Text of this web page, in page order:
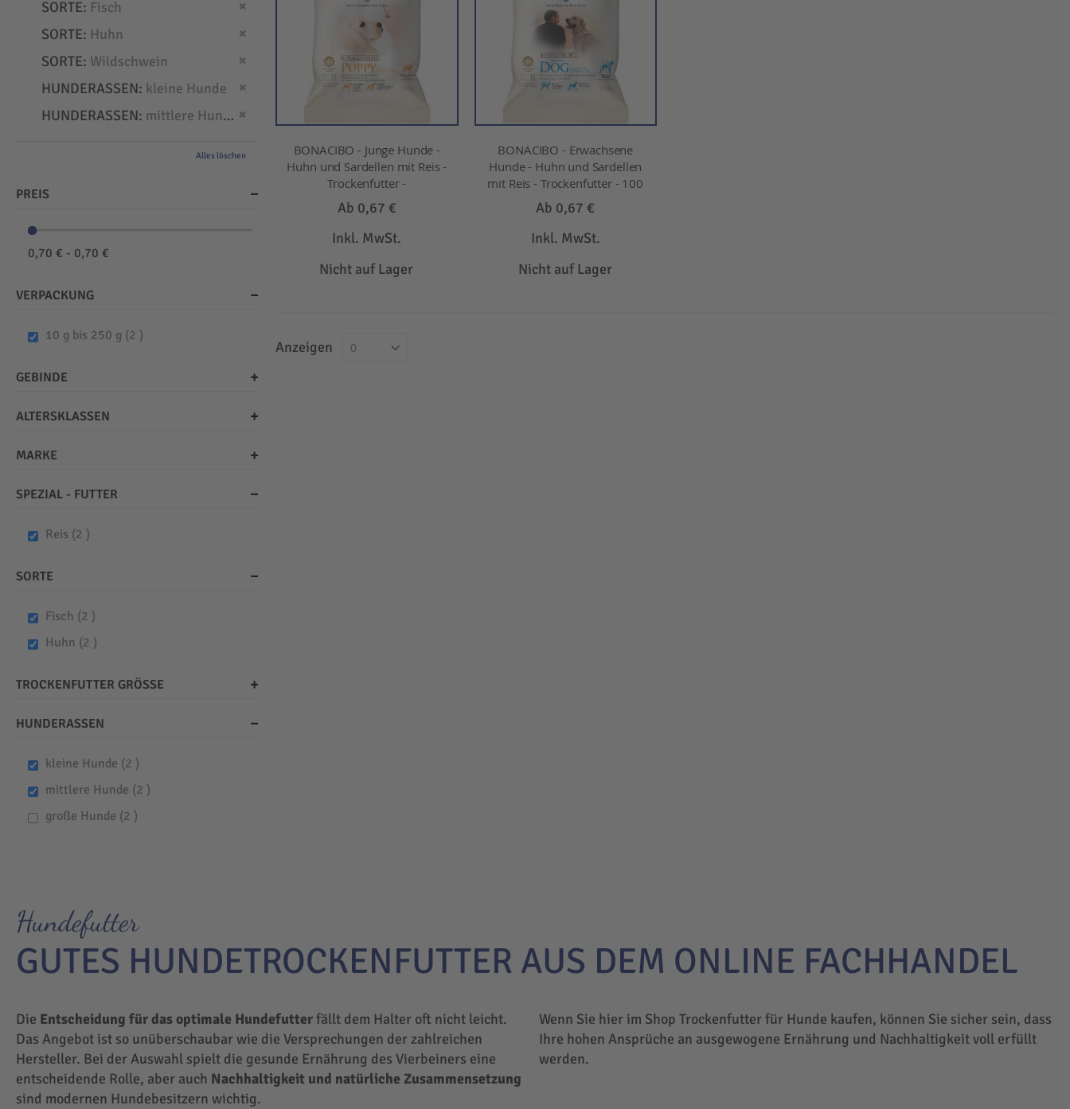
BONACIBO - Junge Hunde -
Huhn und Sardellen mit Reis -
Trockenfutter -
Ab 0,67 €
Inkl. MwSt.
Nicht auf Lager
BONACIBO - Erwachsene
Hunde - Huhn und Sardellen
mit Reis - Trockenfutter - 100
Ab 0,67 €
Inkl. MwSt.
Nicht auf Lager
Anzeigen
SORTE Fisch
SORTE Huhn
SORTE Wildschwein
Dies entfernen
HUNDERASSEN kleine Hunde
Dies entfernen
HUNDERASSEN mittlere Hunde
Alles löschen
PREIS
0,70 € - 0,70 €
VERPACKUNG
10 g bis 250 g 2 items
GEBINDE
ALTERSKLASSEN
MARKE
SPEZIAL - FUTTER
Reis 2 items
SORTE
Fisch 2 items
Huhn 2 items
TROCKENFUTTER GRÖSSE
HUNDERASSEN
kleine Hunde 2 items
mittlere Hunde 2 items
große Hunde 2 items
Hundefutter
GUTES HUNDETROCKENFUTTER AUS DEM ONLINE FACHHANDEL
Die Entscheidung für das optimale Hundefutterfällt dem Halter oft nicht leicht.
Das Angebot ist so unüberschaubar wie die Versprechungen der zahlreichen
Hersteller. Bei der Auswahl spielt die gesunde Ernährung des Vierbeiners eine
entscheidende Rolle, aber auch Nachhaltigkeit und natürliche Zusammensetzung
sind modernen Hundebesitzern wichtig.
Wenn Sie hier im Shop Trockenfutter für Hunde kaufen, können Sie sicher sein, dass
Ihre hohen Ansprüche an ausgewogene Ernährung und Nachhaltigkeit voll erfüllt
werden.